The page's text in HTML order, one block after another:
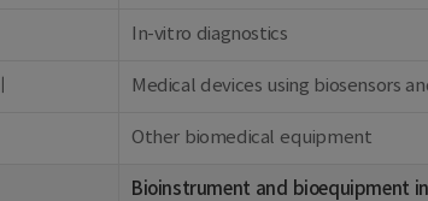
In-vitro diagnostics
Medical devices using biosensors
Other biomedical equipment
Bioinstrument and bioequipment